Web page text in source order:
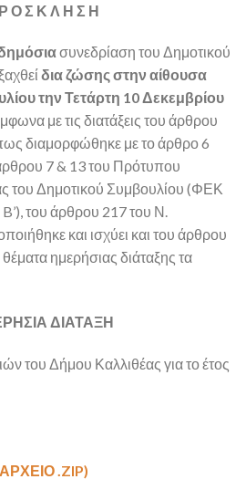
Ο Σ Κ Λ Η Σ Η
συνεδρίαση του Δημοτικού
δια ζώσης στην αίθουσα
την Τετάρτη 10 Δεκεμβρίου
με τις διατάξεις του άρθρου
διαμορφώθηκε με το άρθρο 6
7 & 13 του Πρότυπου
του Δημοτικού Συμβουλίου (ΦΕΚ
του άρθρου 217 του Ν.
και ισχύει και του άρθρου
ημερήσιας διάταξης τα
ΔΙΑΤΑΞΗ
του Δήμου Καλλιθέας για το έτος
.ZIP)